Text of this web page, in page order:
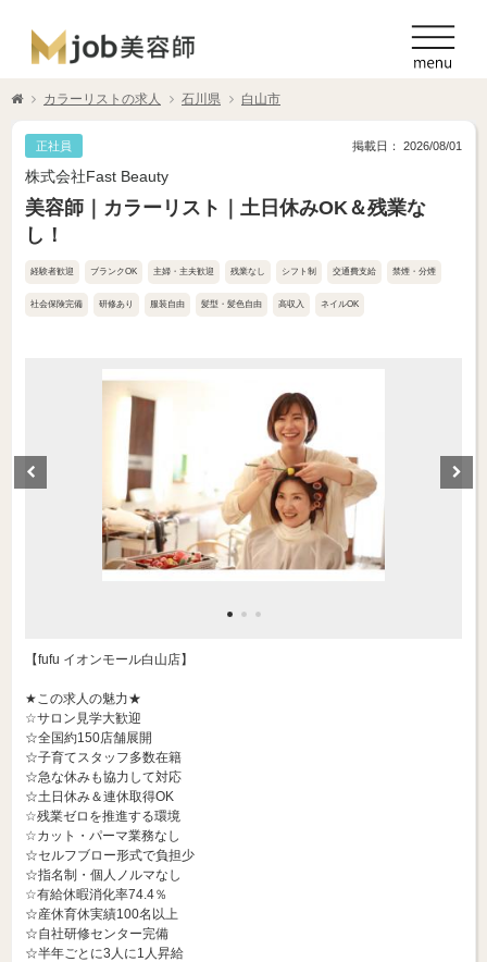
カラーリストの求人 石川県 白山市
正社員 掲載日： 2026/08/01
株式会社Fast Beauty
美容師｜カラーリスト｜土日休みOK＆残業な
し！
経験者歓迎 ブランクOK 主婦・主夫歓迎 残業なし シフト制 交通費支給 禁煙・分煙
社会保険完備 研修あり 服装自由 髪型・髪色自由 高収入 ネイルOK
【fufu イオンモール白山店】
★この求人の魅力★
☆サロン見学大歓迎
☆全国約150店舗展開
☆子育てスタッフ多数在籍
☆急な休みも協力して対応
☆土日休み＆連休取得OK
☆残業ゼロを推進する環境
☆カット・パーマ業務なし
☆セルフブロー形式で負担少
☆指名制・個人ノルマなし
☆有給休暇消化率74.4％
☆産休育休実績100名以上
☆自社研修センター完備
☆半年ごとに3人に1人昇給